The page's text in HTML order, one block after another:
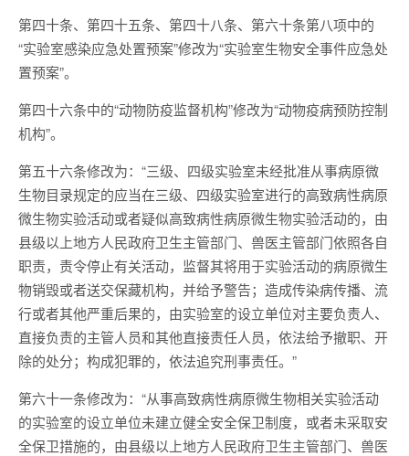
第四十条、第四十五条、第四十八条、第六十条第八项中的
“实验室感染应急处置预案”修改为“实验室生物安全事件应急处
置预案”。
第四十六条中的“动物防疫监督机构”修改为“动物疫病预防控制
机构”。
第五十六条修改为：“三级、四级实验室未经批准从事病原微
生物目录规定的应当在三级、四级实验室进行的高致病性病原
微生物实验活动或者疑似高致病性病原微生物实验活动的，由
县级以上地方人民政府卫生主管部门、兽医主管部门依照各自
职责，责令停止有关活动，监督其将用于实验活动的病原微生
物销毁或者送交保藏机构，并给予警告；造成传染病传播、流
行或者其他严重后果的，由实验室的设立单位对主要负责人、
直接负责的主管人员和其他直接责任人员，依法给予撤职、开
除的处分；构成犯罪的，依法追究刑事责任。”
第六十一条修改为：“从事高致病性病原微生物相关实验活动
的实验室的设立单位未建立健全安全保卫制度，或者未采取安
全保卫措施的，由县级以上地方人民政府卫生主管部门、兽医